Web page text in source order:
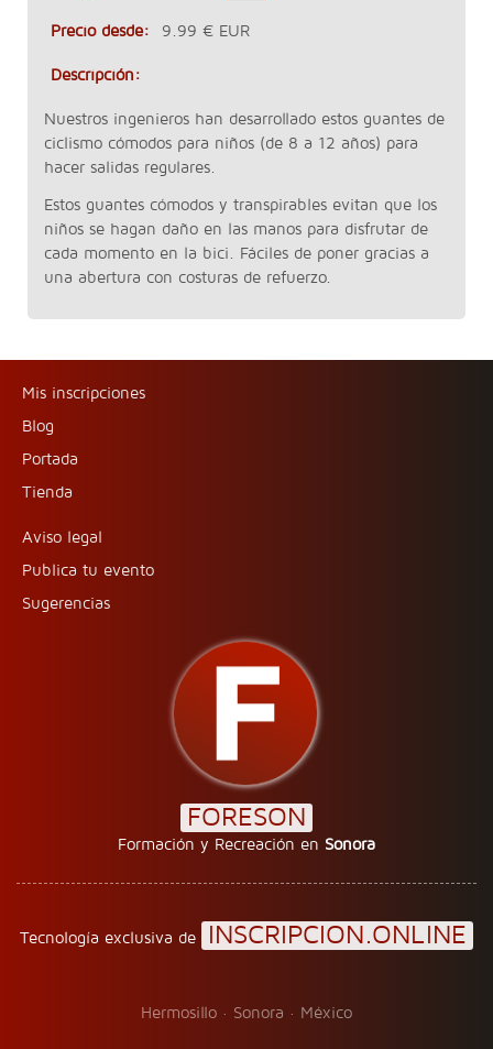
Precio desde: 9.99 € EUR
Descripción:
Nuestros ingenieros han desarrollado estos guantes de
ciclismo cómodos para niños (de 8 a 12 años) para
hacer salidas regulares.
Estos guantes cómodos y transpirables evitan que los
niños se hagan daño en las manos para disfrutar de
cada momento en la bici. Fáciles de poner gracias a
una abertura con costuras de refuerzo.
Mis inscripciones
Blog
Portada
Tienda
Aviso legal
Publica tu evento
Sugerencias
FORESON
Formación y Recreación en Sonora
Tecnología exclusiva de INSCRIPCION.ONLINE
Hermosillo · Sonora · México